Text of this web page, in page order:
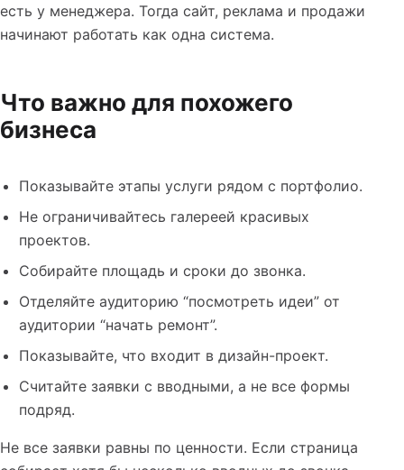
есть у менеджера. Тогда сайт, реклама и продажи
начинают работать как одна система.
Что важно для похожего
бизнеса
Показывайте этапы услуги рядом с портфолио.
Не ограничивайтесь галереей красивых
проектов.
Собирайте площадь и сроки до звонка.
Отделяйте аудиторию “посмотреть идеи” от
аудитории “начать ремонт”.
Показывайте, что входит в дизайн-проект.
Считайте заявки с вводными, а не все формы
подряд.
Не все заявки равны по ценности. Если страница